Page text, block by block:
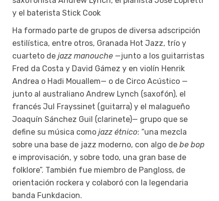
y el baterista Stick Cook
Ha formado parte de grupos de diversa adscripción
estilística, entre otros, Granada Hot Jazz, trío y
cuarteto de jazz manouche —junto a los guitarristas
Fred da Costa y David Gámez y en violín Henrik
Andrea o Hadi Mouallem— o de Circo Acústico —
junto al australiano Andrew Lynch (saxofón), el
francés Jul Frayssinet (guitarra) y el malagueño
Joaquín Sánchez Guil (clarinete)— grupo que se
define su música como jazz étnico: “una mezcla
sobre una base de jazz moderno, con algo de be bop
e improvisación, y sobre todo, una gran base de
folklore”. También fue miembro de Pangloss, de
orientación rockera y colaboró con la legendaria
banda Funkdacion.